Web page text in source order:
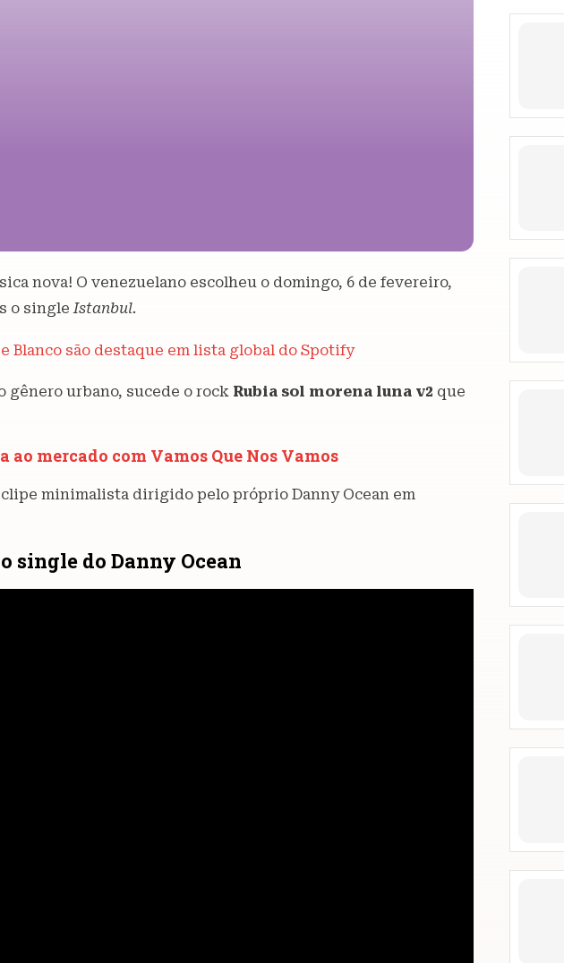
nova! O venezuelano escolheu o domingo, 6 de fevereiro,
o singleIstanbul.
Blanco são destaque em lista global do Spotify
gênero urbano, sucede o rock Rubia sol morena luna v2 que
mercado com Vamos Que Nos Vamos
clipe minimalista dirigido pelo próprio Danny Ocean em
single do Danny Ocean